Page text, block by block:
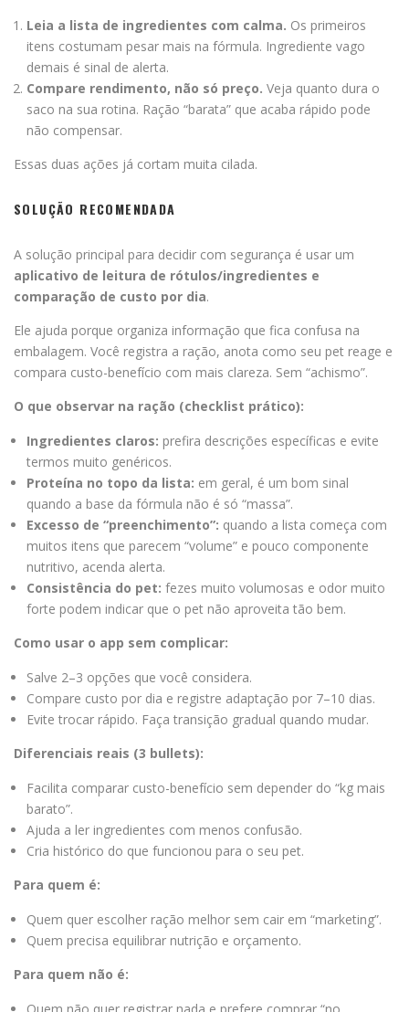
Leia a lista de ingredientes com calma. Os primeiros
itens costumam pesar mais na fórmula. Ingrediente vago
demais é sinal de alerta.
Compare rendimento, não só preço. Veja quanto dura o
saco na sua rotina. Ração “barata” que acaba rápido pode
não compensar.
Essas duas ações já cortam muita cilada.
SOLUÇÃO RECOMENDADA
A solução principal para decidir com segurança é usar um
aplicativo de leitura de rótulos/ingredientes e
comparação de custo por dia.
Ele ajuda porque organiza informação que fica confusa na
embalagem. Você registra a ração, anota como seu pet reage e
compara custo-benefício com mais clareza. Sem “achismo”.
O que observar na ração (checklist prático):
Ingredientes claros: prefira descrições específicas e evite
termos muito genéricos.
Proteína no topo da lista: em geral, é um bom sinal
quando a base da fórmula não é só “massa”.
Excesso de “preenchimento”: quando a lista começa com
muitos itens que parecem “volume” e pouco componente
nutritivo, acenda alerta.
Consistência do pet: fezes muito volumosas e odor muito
forte podem indicar que o pet não aproveita tão bem.
Como usar o app sem complicar:
Salve 2–3 opções que você considera.
Compare custo por dia e registre adaptação por 7–10 dias.
Evite trocar rápido. Faça transição gradual quando mudar.
Diferenciais reais (3 bullets):
Facilita comparar custo-benefício sem depender do “kg mais
barato”.
Ajuda a ler ingredientes com menos confusão.
Cria histórico do que funcionou para o seu pet.
Para quem é:
Quem quer escolher ração melhor sem cair em “marketing”.
Quem precisa equilibrar nutrição e orçamento.
Para quem não é: